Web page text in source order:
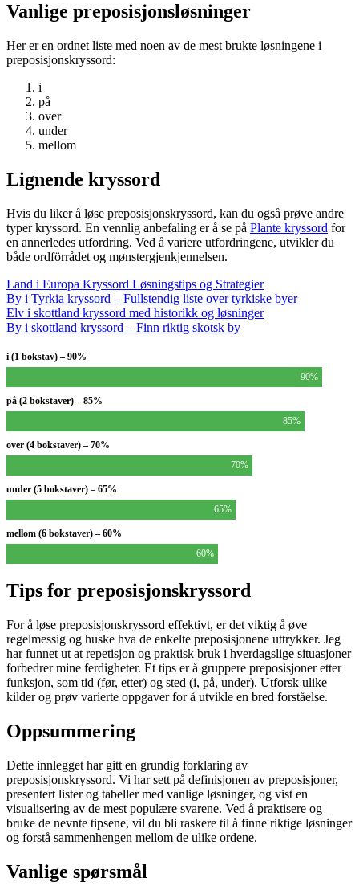
Vanlige preposisjonsløsninger
Her er en ordnet liste med noen av de mest brukte løsningene i
preposisjonskryssord:
i
på
over
under
mellom
Lignende kryssord
Hvis du liker å løse preposisjonskryssord, kan du også prøve andre
typer kryssord. En vennlig anbefaling er å se på Plante kryssord for
en annerledes utfordring. Ved å variere utfordringene, utvikler du
både ordförrådet og mønstergjenkjennelsen.
Land i Europa Kryssord Løsningstips og Strategier
By i Tyrkia kryssord – Fullstendig liste over tyrkiske byer
Elv i skottland kryssord med historikk og løsninger
By i skottland kryssord – Finn riktig skotsk by
i (1 bokstav) – 90%
90%
på (2 bokstaver) – 85%
85%
over (4 bokstaver) – 70%
70%
under (5 bokstaver) – 65%
65%
mellom (6 bokstaver) – 60%
60%
Tips for preposisjonskryssord
For å løse preposisjonskryssord effektivt, er det viktig å øve
regelmessig og huske hva de enkelte preposisjonene uttrykker. Jeg
har funnet ut at repetisjon og praktisk bruk i hverdagslige situasjoner
forbedrer mine ferdigheter. Et tips er å gruppere preposisjoner etter
funksjon, som tid (før, etter) og sted (i, på, under). Utforsk ulike
kilder og prøv varierte oppgaver for å utvikle en bred forståelse.
Oppsummering
Dette innlegget har gitt en grundig forklaring av
preposisjonskryssord. Vi har sett på definisjonen av preposisjoner,
presentert lister og tabeller med vanlige løsninger, og vist en
visualisering av de mest populære svarene. Ved å praktisere og
bruke de nevnte tipsene, vil du bli raskere til å finne riktige løsninger
og forstå sammenhengen mellom de ulike ordene.
Vanlige spørsmål